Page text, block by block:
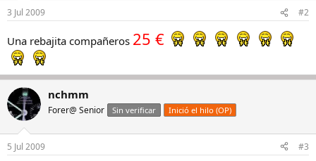
3 Jul 2009 #2
Una rebajita compañeros 25 €
nchmm
Forer@ Senior Sin verificar Inició el hilo (OP)
5 Jul 2009 #3